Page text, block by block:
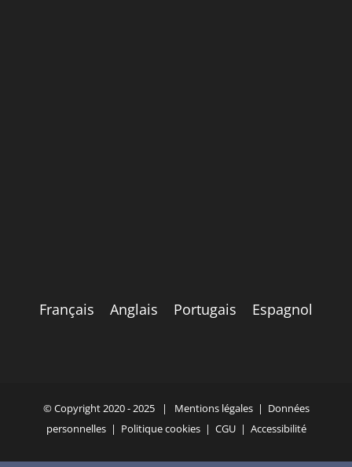
Français Anglais Portugais Espagnol
© Copyright 2020 - 2025 | Mentions légales| Données
personnelles| Politique cookies| CGU| Accessibilité